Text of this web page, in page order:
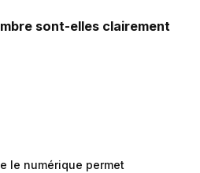
sont-elles clairement
le numérique permet